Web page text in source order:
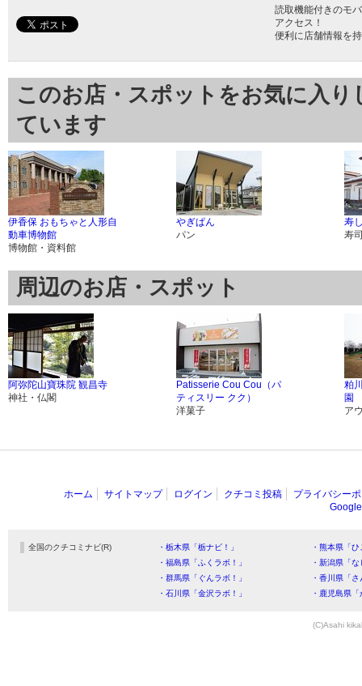
読取機能付きのモ
アクセス！
便利に店舗情報を
このお店・スポットをお気に入
ています
伊香保 おもちゃと人形自
動車博物館
博物館・資料館
やぎぱん
パン
寿
寿
周辺のお店・スポット
阿弥陀山寶珠院 観昌寺
神社・仏閣
Patisserie Cou Cou（パ
ティスリー クク）
洋菓子
粕
園
ア
ホーム サイトマップ ログイン クチコミ投稿
プライバシー
全国のクチコミナビ(R) ・栃木県「栃ナビ！」
・熊本県「
・福島県「ふくラボ！」
・新潟県「
・群馬県「ぐんラボ！」
・香川県「
・石川県「金沢ラボ！」
・鹿児島県
(C)Asahi